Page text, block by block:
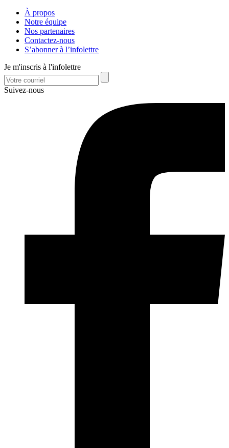
À propos
Notre équipe
Nos partenaires
Contactez-nous
S’abonner à l’infolettre
Je m'inscris à l'infolettre
Suivez-nous